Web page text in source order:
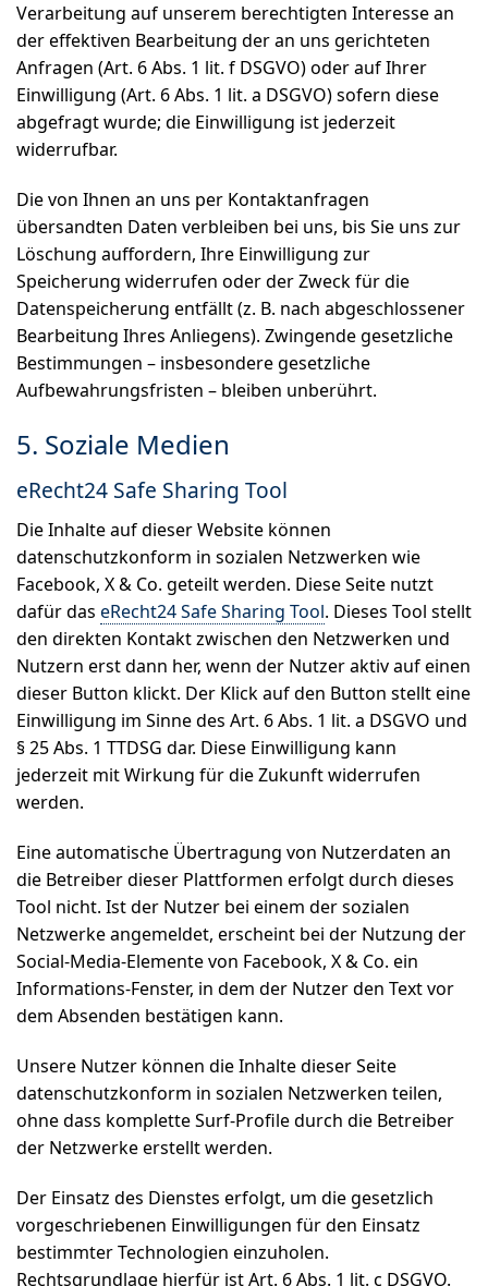
Verarbeitung auf unserem berechtigten Interesse an
der effektiven Bearbeitung der an uns gerichteten
Anfragen (Art. 6 Abs. 1 lit. f DSGVO) oder auf Ihrer
Einwilligung (Art. 6 Abs. 1 lit. a DSGVO) sofern diese
abgefragt wurde; die Einwilligung ist jederzeit
widerrufbar.
Die von Ihnen an uns per Kontaktanfragen
übersandten Daten verbleiben bei uns, bis Sie uns zur
Löschung auffordern, Ihre Einwilligung zur
Speicherung widerrufen oder der Zweck für die
Datenspeicherung entfällt (z. B. nach abgeschlossener
Bearbeitung Ihres Anliegens). Zwingende gesetzliche
Bestimmungen – insbesondere gesetzliche
Aufbewahrungsfristen – bleiben unberührt.
5. Soziale Medien
eRecht24 Safe Sharing Tool
Die Inhalte auf dieser Website können
datenschutzkonform in sozialen Netzwerken wie
Facebook, X & Co. geteilt werden. Diese Seite nutzt
dafür das eRecht24 Safe Sharing Tool. Dieses Tool stellt
den direkten Kontakt zwischen den Netzwerken und
Nutzern erst dann her, wenn der Nutzer aktiv auf einen
dieser Button klickt. Der Klick auf den Button stellt eine
Einwilligung im Sinne des Art. 6 Abs. 1 lit. a DSGVO und
§ 25 Abs. 1 TTDSG dar. Diese Einwilligung kann
jederzeit mit Wirkung für die Zukunft widerrufen
werden.
Eine automatische Übertragung von Nutzerdaten an
die Betreiber dieser Plattformen erfolgt durch dieses
Tool nicht. Ist der Nutzer bei einem der sozialen
Netzwerke angemeldet, erscheint bei der Nutzung der
Social-Media-Elemente von Facebook, X & Co. ein
Informations-Fenster, in dem der Nutzer den Text vor
dem Absenden bestätigen kann.
Unsere Nutzer können die Inhalte dieser Seite
datenschutzkonform in sozialen Netzwerken teilen,
ohne dass komplette Surf-Profile durch die Betreiber
der Netzwerke erstellt werden.
Der Einsatz des Dienstes erfolgt, um die gesetzlich
vorgeschriebenen Einwilligungen für den Einsatz
bestimmter Technologien einzuholen.
Rechtsgrundlage hierfür ist Art. 6 Abs. 1 lit. c DSGVO.